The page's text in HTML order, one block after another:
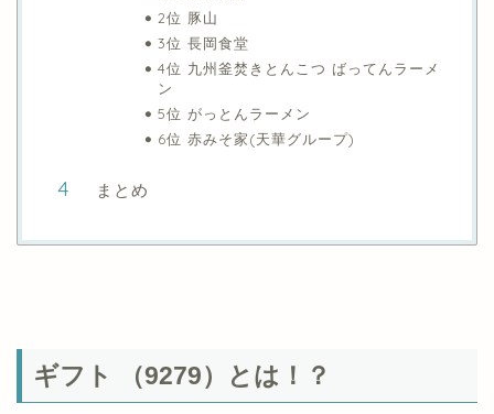
2位 豚山
3位 長岡食堂
4位 九州釜焚きとんこつ ばってんラーメ
ン
5位 がっとんラーメン
6位 赤みそ家(天華グループ)
まとめ
ギフト （9279）とは！？